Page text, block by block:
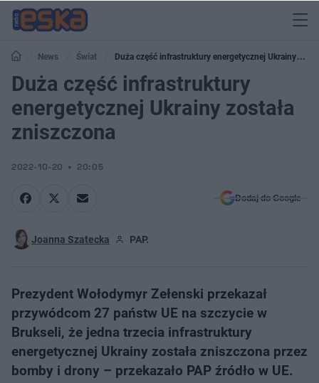
News Świat
Duża część infrastruktury energetycznej Ukrainy
została zniszczona
Duża część infrastruktury
energetycznej Ukrainy została
zniszczona
2022-10-20 20:05
Dodaj do Google
Joanna Szatecka PAP.
Prezydent Wołodymyr Zełenski przekazał
przywódcom 27 państw UE na szczycie w
Brukseli, że jedna trzecia infrastruktury
energetycznej Ukrainy została zniszczona przez
bomby i drony – przekazało PAP źródło w UE.